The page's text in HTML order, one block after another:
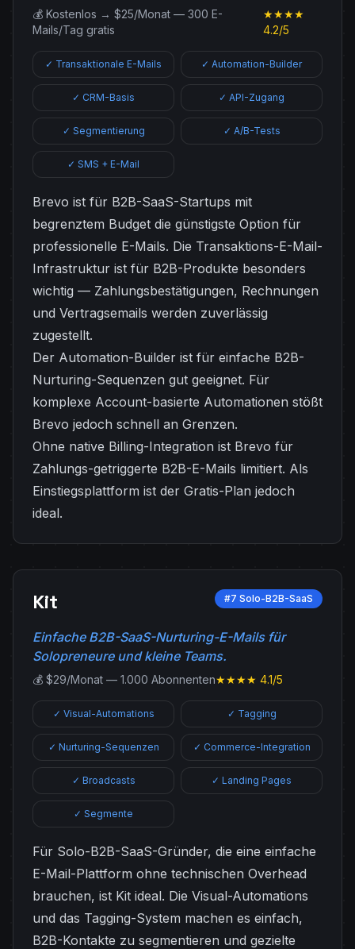
💰 Kostenlos → $25/Monat — 300 E-
Mails/Tag gratis
★★★★
4.2/5
✓ Transaktionale E-Mails ✓ Automation-Builder
✓ CRM-Basis ✓ API-Zugang
✓ Segmentierung ✓ A/B-Tests
✓ SMS + E-Mail
Brevo ist für B2B-SaaS-Startups mit
begrenztem Budget die günstigste Option für
professionelle E-Mails. Die Transaktions-E-Mail-
Infrastruktur ist für B2B-Produkte besonders
wichtig — Zahlungsbestätigungen, Rechnungen
und Vertragsemails werden zuverlässig
zugestellt.
Der Automation-Builder ist für einfache B2B-
Nurturing-Sequenzen gut geeignet. Für
komplexe Account-basierte Automationen stößt
Brevo jedoch schnell an Grenzen.
Ohne native Billing-Integration ist Brevo für
Zahlungs-getriggerte B2B-E-Mails limitiert. Als
Einstiegsplattform ist der Gratis-Plan jedoch
ideal.
Kit #7 Solo-B2B-SaaS
Einfache B2B-SaaS-Nurturing-E-Mails für
Solopreneure und kleine Teams.
💰 $29/Monat — 1.000 Abonnenten★★★★ 4.1/5
✓ Visual-Automations ✓ Tagging
✓ Nurturing-Sequenzen ✓ Commerce-Integration
✓ Broadcasts ✓ Landing Pages
✓ Segmente
Für Solo-B2B-SaaS-Gründer, die eine einfache
E-Mail-Plattform ohne technischen Overhead
brauchen, ist Kit ideal. Die Visual-Automations
und das Tagging-System machen es einfach,
B2B-Kontakte zu segmentieren und gezielte